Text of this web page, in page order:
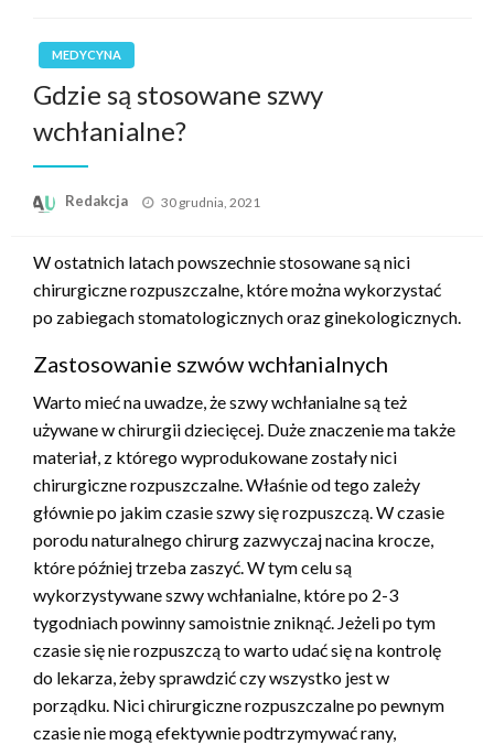
MEDYCYNA
Gdzie są stosowane szwy
wchłanialne?
Redakcja
Opublikowane
30 grudnia, 2021
W ostatnich latach powszechnie stosowane są nici
chirurgiczne rozpuszczalne, które można wykorzystać
po zabiegach stomatologicznych oraz ginekologicznych.
Zastosowanie szwów wchłanialnych
Warto mieć na uwadze, że szwy wchłanialne są też
używane w chirurgii dziecięcej. Duże znaczenie ma także
materiał, z którego wyprodukowane zostały nici
chirurgiczne rozpuszczalne. Właśnie od tego zależy
głównie po jakim czasie szwy się rozpuszczą. W czasie
porodu naturalnego chirurg zazwyczaj nacina krocze,
które później trzeba zaszyć. W tym celu są
wykorzystywane szwy wchłanialne, które po 2-3
tygodniach powinny samoistnie zniknąć. Jeżeli po tym
czasie się nie rozpuszczą to warto udać się na kontrolę
do lekarza, żeby sprawdzić czy wszystko jest w
porządku. Nici chirurgiczne rozpuszczalne po pewnym
czasie nie mogą efektywnie podtrzymywać rany,